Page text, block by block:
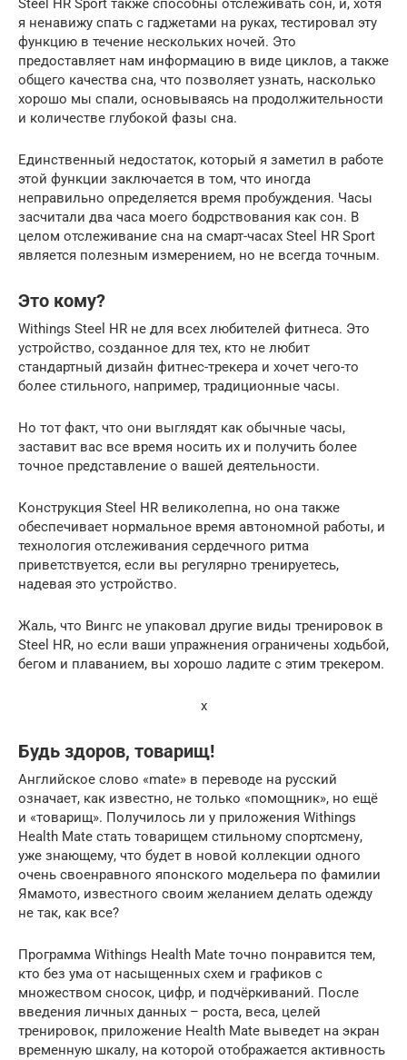
Steel HR Sport также способны отслеживать сон, и, хотя
я ненавижу спать с гаджетами на руках, тестировал эту
функцию в течение нескольких ночей. Это
предоставляет нам информацию в виде циклов, а также
общего качества сна, что позволяет узнать, насколько
хорошо мы спали, основываясь на продолжительности
и количестве глубокой фазы сна.
Единственный недостаток, который я заметил в работе
этой функции заключается в том, что иногда
неправильно определяется время пробуждения. Часы
засчитали два часа моего бодрствования как сон. В
целом отслеживание сна на смарт-часах Steel HR Sport
является полезным измерением, но не всегда точным.
Это кому?
Withings Steel HR не для всех любителей фитнеса. Это
устройство, созданное для тех, кто не любит
стандартный дизайн фитнес-трекера и хочет чего-то
более стильного, например, традиционные часы.
Но тот факт, что они выглядят как обычные часы,
заставит вас все время носить их и получить более
точное представление о вашей деятельности.
Конструкция Steel HR великолепна, но она также
обеспечивает нормальное время автономной работы, и
технология отслеживания сердечного ритма
приветствуется, если вы регулярно тренируетесь,
надевая это устройство.
Жаль, что Вингс не упаковал другие виды тренировок в
Steel HR, но если ваши упражнения ограничены ходьбой,
бегом и плаванием, вы хорошо ладите с этим трекером.
x
Будь здоров, товарищ!
Английское слово «mate» в переводе на русский
означает, как известно, не только «помощник», но ещё
и «товарищ». Получилось ли у приложения Withings
Health Mate стать товарищем стильному спортсмену,
уже знающему, что будет в новой коллекции одного
очень своенравного японского модельера по фамилии
Ямамото, известного своим желанием делать одежду
не так, как все?
Программа Withings Health Mate точно понравится тем,
кто без ума от насыщенных схем и графиков с
множеством сносок, цифр, и подчёркиваний. После
введения личных данных – роста, веса, целей
тренировок, приложение Health Mate выведет на экран
временную шкалу, на которой отображается активность